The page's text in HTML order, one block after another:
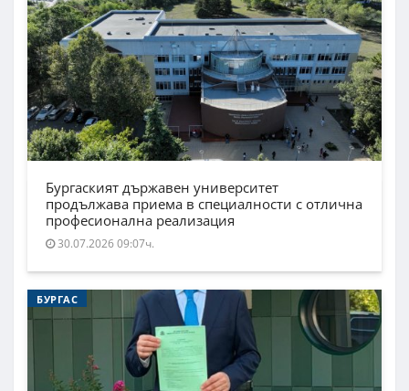
Бургаският държавен университет
продължава приема в специалности с отлична
професионална реализация
30.07.2026 09:07ч.
БУРГАС